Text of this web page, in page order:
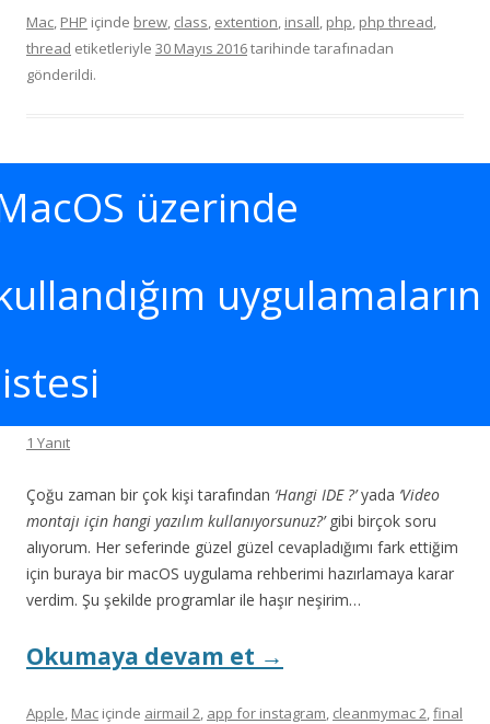
Mac, PHP içinde brew, class, extention, insall, php, php thread,
thread etiketleriyle 30 Mayıs 2016tarihinde tarafınadan
gönderildi.
üzerinde
uygulamaların
1 Yanıt
Çoğu zaman bir çok kişi tarafından ‘Hangi IDE ?’yada ‘Video
montajı için hangi yazılım kullanıyorsunuz?’gibi birçok soru
alıyorum. Her seferinde güzel güzel cevapladığımı fark ettiğim
için buraya bir macOS uygulama rehberimi hazırlamaya karar
verdim. Şu şekilde programlar ile haşır neşirim…
Okumaya devam et →
Apple, Mac içinde airmail 2, app for instagram, cleanmymac 2,final